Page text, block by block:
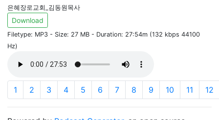
은혜장로교회_김동원목사
Download
Filetype: MP3 - Size: 27 MB - Duration: 27:54m (132 kbps 44100
Hz)
1 2 3 4 5 6 7 8 9 10 11 12